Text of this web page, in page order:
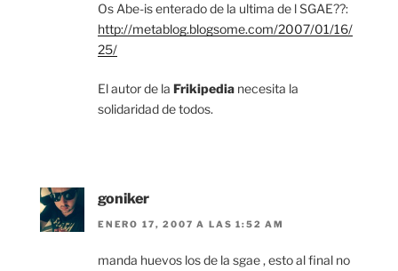
Os Abe-is enterado de la ultima de l SGAE??:
http://metablog.blogsome.com/2007/01/16/
25/
El autor de la Frikipedia necesita la
solidaridad de todos.
goniker
ENERO 17, 2007 A LAS 1:52 AM
manda huevos los de la sgae , esto al final no